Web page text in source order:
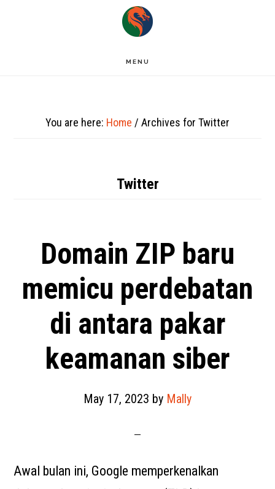
MENU
You are here: Home / Archives for Twitter
Twitter
Domain ZIP baru
memicu perdebatan
di antara pakar
keamanan siber
May 17, 2023 by Mally
Awal bulan ini, Google memperkenalkan